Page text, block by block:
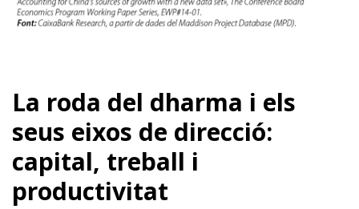
La roda del dharma i els
seus eixos de direcció:
capital, treball i
productivitat